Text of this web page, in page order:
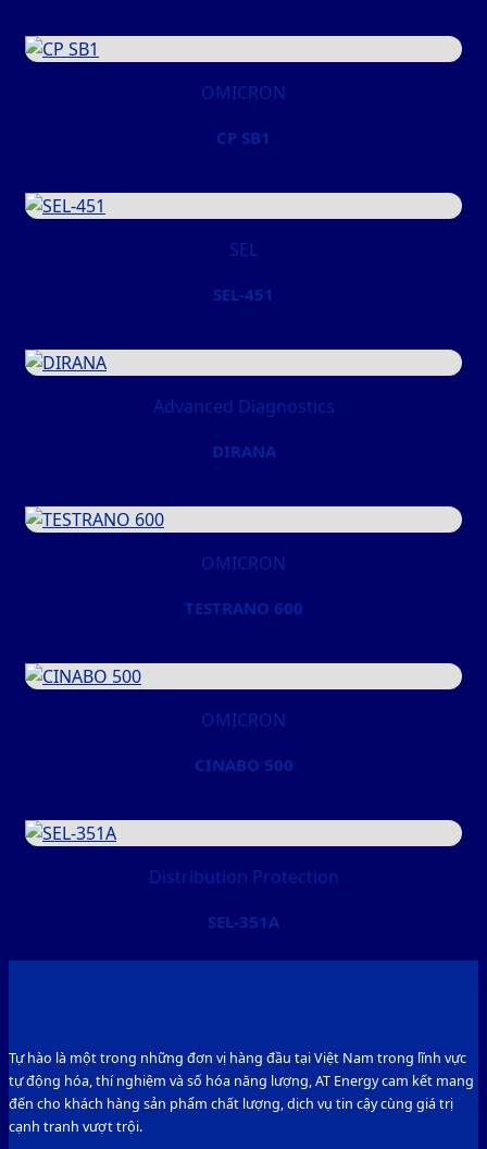
OMICRON
CP SB1
SEL
SEL-451
Advanced Diagnostics
DIRANA
OMICRON
TESTRANO 600
OMICRON
CINABO 500
Distribution Protection
SEL-351A
Tự hào là một trong những đơn vị hàng đầu tại Việt Nam trong lĩnh vực
tự động hóa, thí nghiệm và số hóa năng lượng, AT Energy cam kết mang
đến cho khách hàng sản phẩm chất lượng, dịch vụ tin cậy cùng giá trị
cạnh tranh vượt trội.